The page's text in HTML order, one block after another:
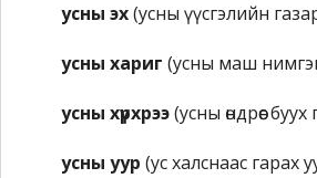
усны эх(усны үүсгэлийн
усны хариг (усны маш
усны хүрхрээ(усны өндрөөс буух
усны уур (ус халснаас гарах